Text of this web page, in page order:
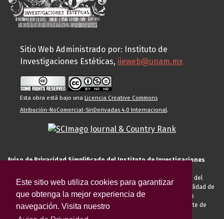
Este sitio web utiliza cookies para garantizar
que obtenga la mejor experiencia de
navegación. Visita nuestro
Sitio Web Administrado por: Instituto de
Investigaciones Estéticas, iieweb@unam.mx
Esta obra está bajo una Licencia Creative Commons
Atribución-NoComercial-SinDerivadas 4.0 Internacional.
Aviso de Privacidad Simplificado del Instituto de Investigaciones
El Instituto de Investigaciones Estéticas de la UNAM, es responsable del
tratamiento de sus datos personales para el registro de usted en calidad de
alumno, docente, personal de la entidad académica, conferencista o
invitado externo (nacional o extranjero), visitante, proveedor o cliente de